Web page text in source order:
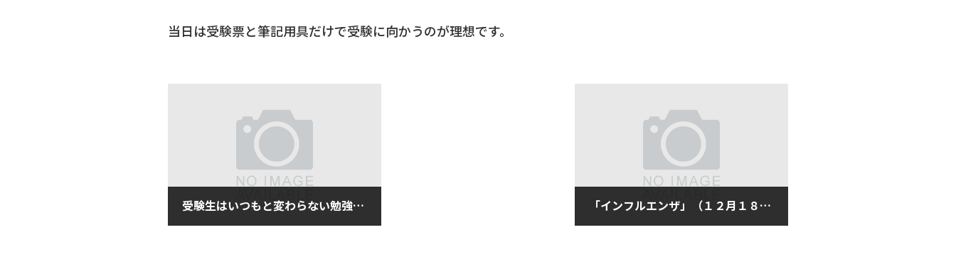
当日は受験票と筆記用具だけで受験に向かうのが理想です。
受験生はいつもと変わらない勉強を！（１２月１７日月曜日） 「インフルエンザ」（１２月１８日火曜日）